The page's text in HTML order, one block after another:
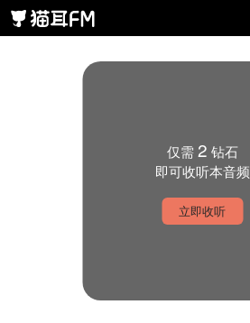
仅需 2 钻石
即可收听本音频
立即收听